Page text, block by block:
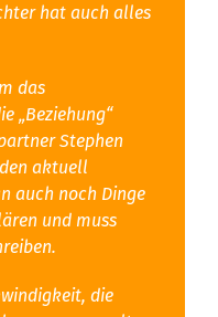
hat auch alles
das
„Beziehung“
Stephen
aktuell
auch noch Dinge
und muss
die